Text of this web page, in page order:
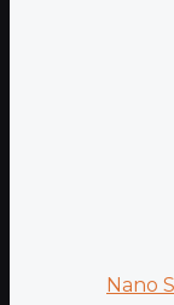
Nano